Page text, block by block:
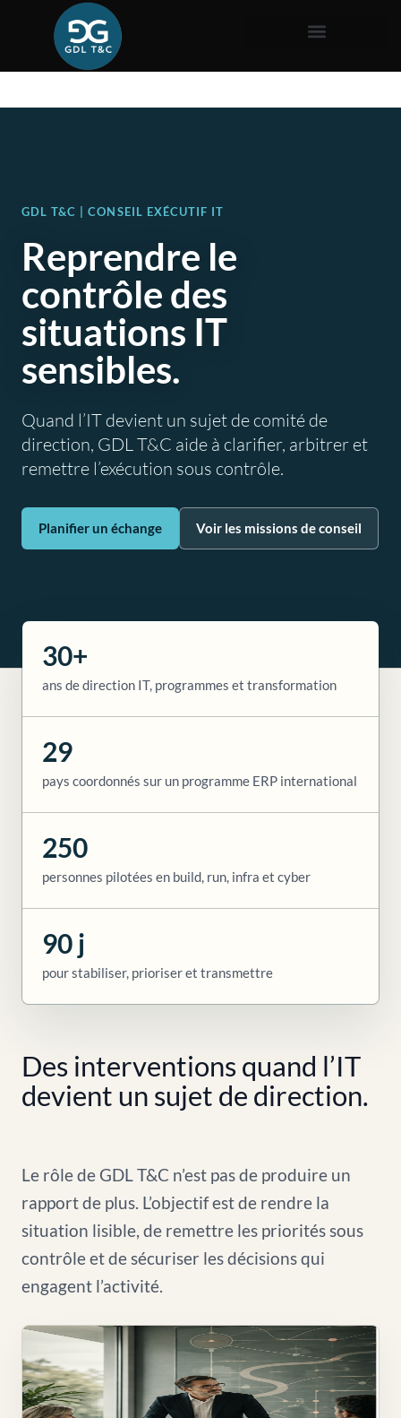
GDL T&C | CONSEIL EXÉCUTIF IT
Reprendre le
contrôle des
situations IT
sensibles.
Quand l’IT devient un sujet de comité de
direction, GDL T&C aide à clarifier, arbitrer et
remettre l’exécution sous contrôle.
Planifier un échange Voir les missions de conseil
30+
ans de direction IT, programmes et transformation
29
pays coordonnés sur un programme ERP international
250
personnes pilotées en build, run, infra et cyber
90 j
pour stabiliser, prioriser et transmettre
Des interventions quand l’IT
devient un sujet de direction.
Le rôle de GDL T&C n’est pas de produire un
rapport de plus. L’objectif est de rendre la
situation lisible, de remettre les priorités sous
contrôle et de sécuriser les décisions qui
engagent l’activité.